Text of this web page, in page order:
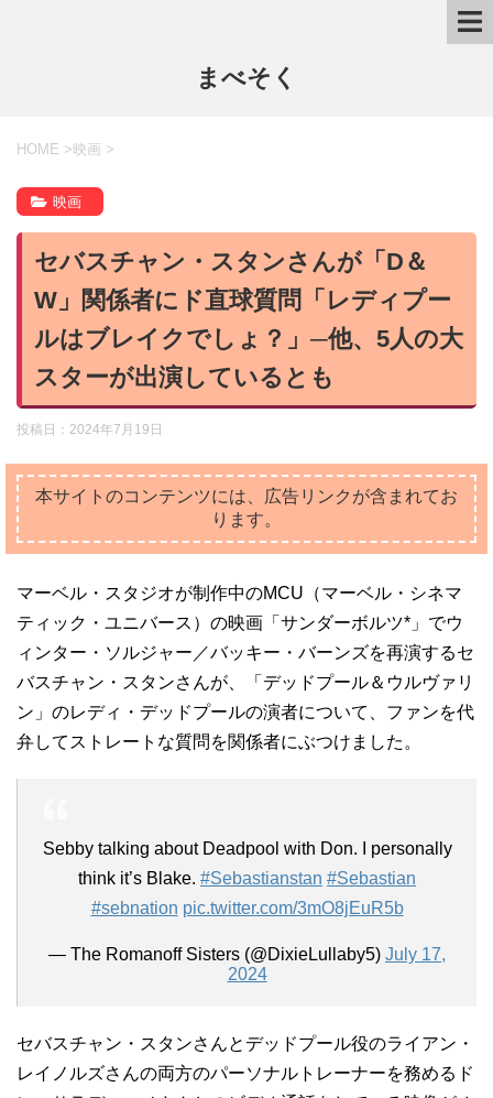
まべそく
HOME > 映画 >
映画
セバスチャン・スタンさんが「D＆
W」関係者にド直球質問「レディプー
ルはブレイクでしょ？」─他、5人の大
スターが出演しているとも
投稿日： 2024年7月19日
本サイトのコンテンツには、広告リンクが含まれてお
ります。
マーベル・スタジオが制作中のMCU（マーベル・シネマ
ティック・ユニバース）の映画「サンダーボルツ*」でウ
ィンター・ソルジャー／バッキー・バーンズを再演するセ
バスチャン・スタンさんが、「デッドプール＆ウルヴァリ
ン」のレディ・デッドプールの演者について、ファンを代
弁してストレートな質問を関係者にぶつけました。
Sebby talking about Deadpool with Don. I personally
think it’s Blake. #Sebastianstan #Sebastian
#sebnation pic.twitter.com/3mO8jEuR5b
— The Romanoff Sisters (@DixieLullaby5) July 17,
2024
セバスチャン・スタンさんとデッドプール役のライアン・
レイノルズさんの両方のパーソナルトレーナーを務めるド